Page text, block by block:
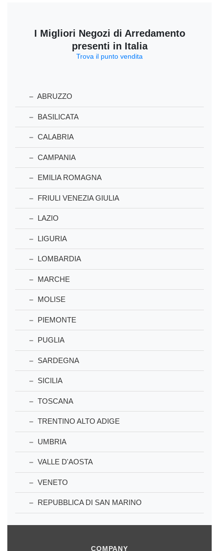
I Migliori Negozi di Arredamento
presenti in Italia
Trova il punto vendita
ABRUZZO
BASILICATA
CALABRIA
CAMPANIA
EMILIA ROMAGNA
FRIULI VENEZIA GIULIA
LAZIO
LIGURIA
LOMBARDIA
MARCHE
MOLISE
PIEMONTE
PUGLIA
SARDEGNA
SICILIA
TOSCANA
TRENTINO ALTO ADIGE
UMBRIA
VALLE D'AOSTA
VENETO
REPUBBLICA DI SAN MARINO
COMPANY